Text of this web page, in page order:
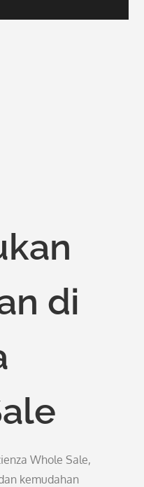
di
Whole Sale,
kemudahan